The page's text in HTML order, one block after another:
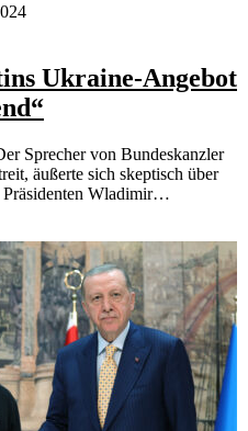
Ukraine-Angebot
Sprecher von Bundeskanzler
äußerte sich skeptisch über
Präsidenten Wladimir…